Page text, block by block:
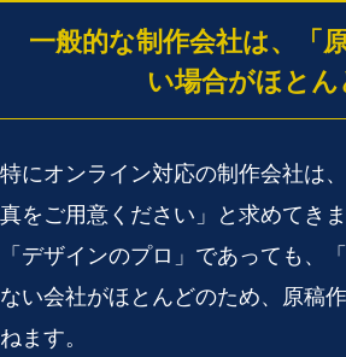
一般的な制作会社は、「
い場合がほとん
特にオンライン対応の制作会社は
真をご用意ください」と求めてきま
「デザインのプロ」であっても、
ない会社がほとんどのため、原稿
ねます。